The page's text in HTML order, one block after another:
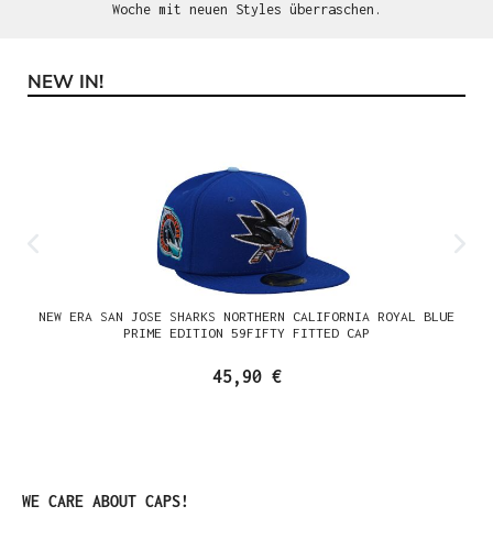
Woche mit neuen Styles überraschen.
Produktgalerie überspringen
NEW IN!
NEW ERA SAN JOSE SHARKS NORTHERN CALIFORNIA ROYAL BLUE
PRIME EDITION 59FIFTY FITTED CAP
45,90 €
Produktgalerie überspringen
WE CARE ABOUT CAPS!